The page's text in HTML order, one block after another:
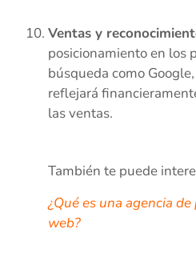
Ventas y
posicionamiento en los
búsqueda como
reflejará
las ventas.
También te puede
¿Qué es una agencia
web?